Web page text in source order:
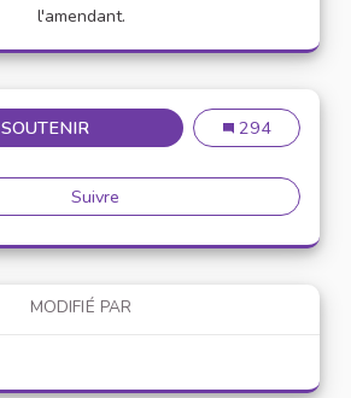
l'amendant.
SOUTENIRMISE EN PLACE DEMise en place
294
Suivre Mise en place de référents
MODIFIÉ PAR